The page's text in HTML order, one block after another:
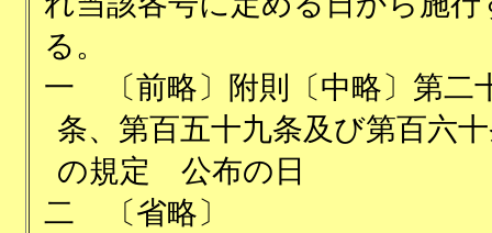
る。
一
〔前略〕附則〔中略〕第二
条、第百五十九条及び第百六
の規定 公布の日
二
〔省略〕